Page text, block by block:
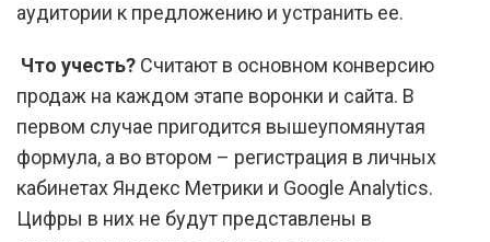
аудитории к предложению и устранить ее.
Что учесть? Считают в основном конверсию
продаж на каждом этапе воронки и сайта. В
первом случае пригодится вышеупомянутая
формула, а во втором – регистрация в личных
кабинетах Яндекс Метрики и Google Analytics.
Цифры в них не будут представлены в